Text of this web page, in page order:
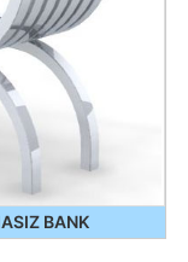
BANK